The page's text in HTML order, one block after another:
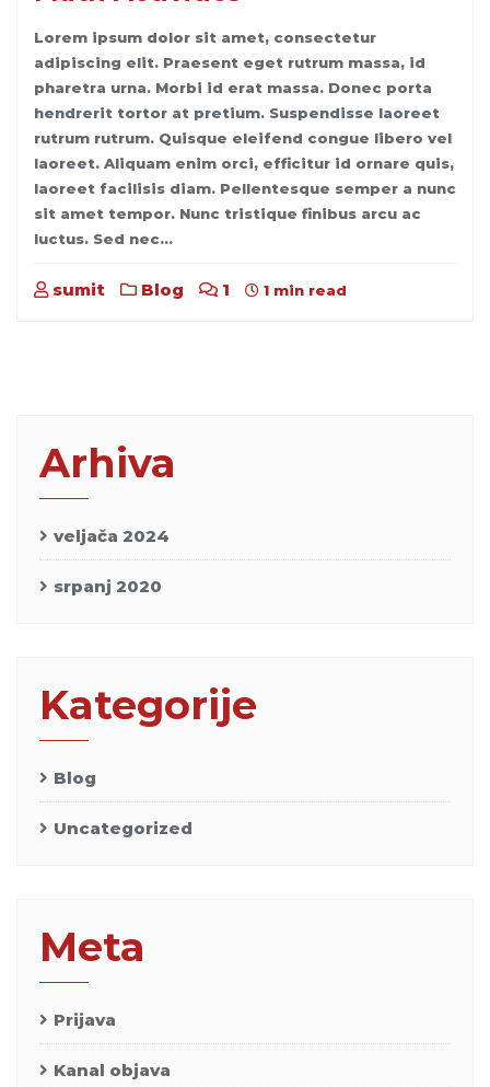
Lorem ipsum dolor sit amet, consectetur
adipiscing elit. Praesent eget rutrum massa, id
pharetra urna. Morbi id erat massa. Donec porta
hendrerit tortor at pretium. Suspendisse laoreet
rutrum rutrum. Quisque eleifend congue libero vel
laoreet. Aliquam enim orci, efficitur id ornare quis,
laoreet facilisis diam. Pellentesque semper a nunc
sit amet tempor. Nunc tristique finibus arcu ac
luctus. Sed nec…
sumit Blog 1 1 min read
Arhiva
veljača 2024
srpanj 2020
Kategorije
Blog
Uncategorized
Meta
Prijava
Kanal objava